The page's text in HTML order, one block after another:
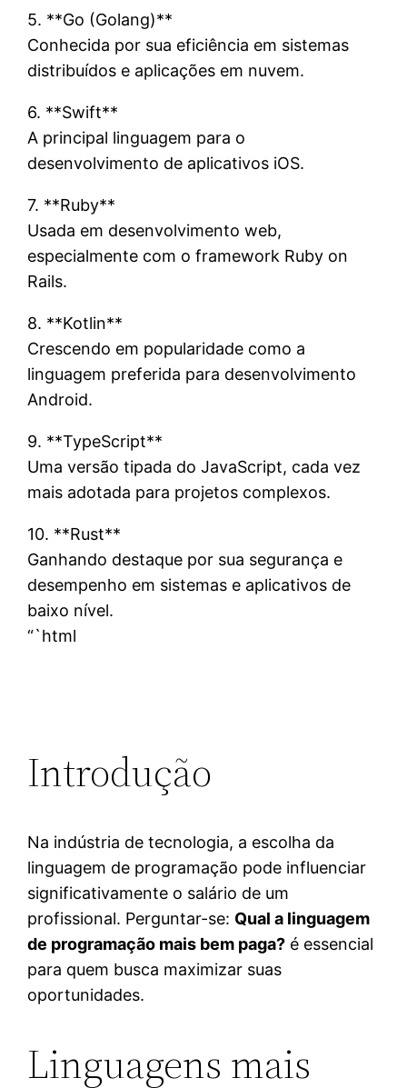
5. **Go (Golang)**
Conhecida por sua eficiência em sistemas
distribuídos e aplicações em nuvem.
6. **Swift**
A principal linguagem para o
desenvolvimento de aplicativos iOS.
7. **Ruby**
Usada em desenvolvimento web,
especialmente com o framework Ruby on
Rails.
8. **Kotlin**
Crescendo em popularidade como a
linguagem preferida para desenvolvimento
Android.
9. **TypeScript**
Uma versão tipada do JavaScript, cada vez
mais adotada para projetos complexos.
10. **Rust**
Ganhando destaque por sua segurança e
desempenho em sistemas e aplicativos de
baixo nível.
“`html
Introdução
Na indústria de tecnologia, a escolha da
linguagem de programação pode influenciar
significativamente o salário de um
profissional. Perguntar-se: Qual a linguagem
de programação mais bem paga? é essencial
para quem busca maximizar suas
oportunidades.
Linguagens mais